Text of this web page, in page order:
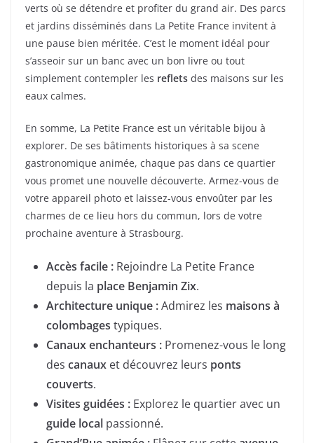
verts où se détendre et profiter du grand air. Des parcs
et jardins disséminés dans La Petite France invitent à
une pause bien méritée. C’est le moment idéal pour
s’asseoir sur un banc avec un bon livre ou tout
simplement contempler les reflets des maisons sur les
eaux calmes.
En somme, La Petite France est un véritable bijou à
explorer. De ses bâtiments historiques à sa scene
gastronomique animée, chaque pas dans ce quartier
vous promet une nouvelle découverte. Armez-vous de
votre appareil photo et laissez-vous envoûter par les
charmes de ce lieu hors du commun, lors de votre
prochaine aventure à Strasbourg.
Accès facile : Rejoindre La Petite France
depuis la place Benjamin Zix.
Architecture unique :Admirez les maisons à
colombages typiques.
Canaux enchanteurs : Promenez-vous le long
des canaux et découvrez leurs ponts
couverts.
Visites guidées : Explorez le quartier avec un
guide local passionné.